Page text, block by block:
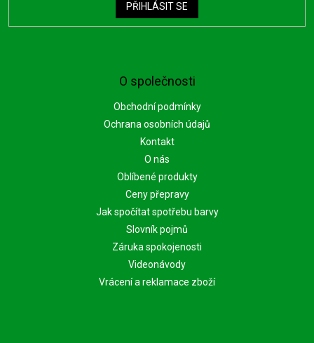
O společnosti
Obchodní podmínky
Ochrana osobních údajů
Kontakt
O nás
Oblíbené produkty
Ceny přepravy
Jak spočítat spotřebu barvy
Slovník pojmů
Záruka spokojenosti
Videonávody
Vrácení a reklamace zboží
PŘIHLÁSIT SE